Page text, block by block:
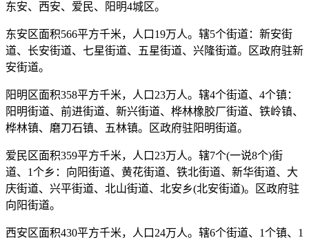
东安、西安、爱民、阳明4城区。
东安区面积566平方千米，人口19万人。辖5个街道：新安街
道、长安街道、七星街道、五星街道、兴隆街道。区政府驻新
安街道。
阳明区面积358平方千米，人口23万人。辖4个街道、4个镇：
阳明街道、前进街道、新兴街道、桦林橡胶厂街道、铁岭镇、
桦林镇、磨刀石镇、五林镇。区政府驻阳明街道。
爱民区面积359平方千米，人口23万人。辖7个(一说8个)街
道、1个乡：向阳街道、黄花街道、铁北街道、新华街道、大
庆街道、兴平街道、北山街道、北安乡(北安街道)。区政府驻
向阳街道。
西安区面积430平方千米，人口24万人。辖6个街道、1个镇、1